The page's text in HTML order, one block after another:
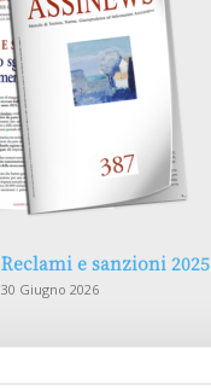
Reclami e sanzioni 2025
30 Giugno 2026